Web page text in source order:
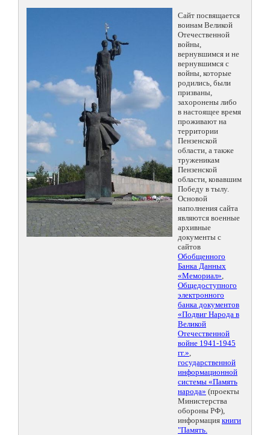
Сайт посвящается
воинам Великой
Отечественной
войны,
вернувшимся и не
вернувшимся с
войны, которые
родились, были
призваны,
захоронены либо
в настоящее время
проживают на
территории
Пензенской
области, а также
труженикам
Пензенской
области, ковавшим
Победу в тылу.
Основой
наполнения сайта
являются военные
архивные
документы с
сайтов
Обобщенного
Банка Данных
«Мемориал»,
Общедоступного
электронного
банка документов
«Подвиг Народа в
Великой
Отечественной
войне 1941-1945
гг.»,
государственной
информационной
системы «Память
народа» (проекты
Министерства
обороны РФ),
информация книги
"Память.